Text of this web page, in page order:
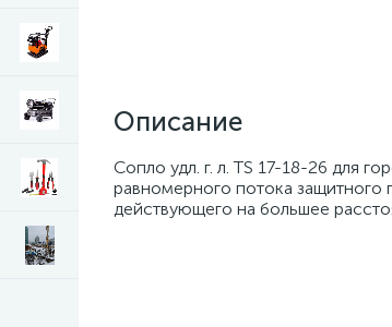
Описание
Сопло удл. г. л. TS 17-18-26 для
равномерного потока защитного
действующего на большее